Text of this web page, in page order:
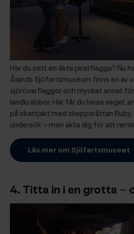
Har du sett en äkta piratflagga? Nu
Ålands Sjöfartsmuseum finns en av
sjörövarflaggor och mycket annat
landkrabbor. Här får du hissa segel,
på skattjakt med skeppsråttan Ruby.
undersök – men akta dig för att
Läs mer om Sjöfartsmuseet
4. Titta in i en grotta –